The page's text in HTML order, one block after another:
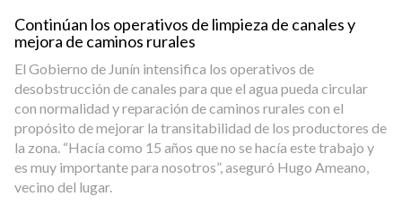
Continúan los operativos de limpieza de canales y
mejora de caminos rurales
El Gobierno de Junín intensifica los operativos de
desobstrucción de canales para que el agua pueda circular
con normalidad y reparación de caminos rurales con el
propósito de mejorar la transitabilidad de los productores de
la zona. “Hacía como 15 años que no se hacía este trabajo y
es muy importante para nosotros”, aseguró Hugo Ameano,
vecino del lugar.